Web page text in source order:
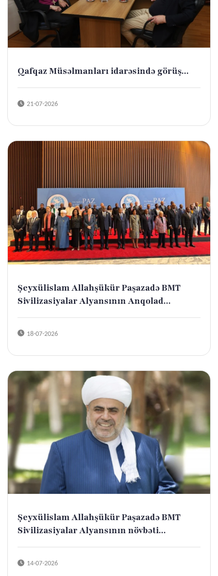
Qafqaz Müsəlmanları idarəsində görüş...
21-07-2026
Şeyxülislam Allahşükür Paşazadə BMT
Sivilizasiyalar Alyansının Anqolad...
18-07-2026
Şeyxülislam Allahşükür Paşazadə BMT
Sivilizasiyalar Alyansının növbəti...
14-07-2026